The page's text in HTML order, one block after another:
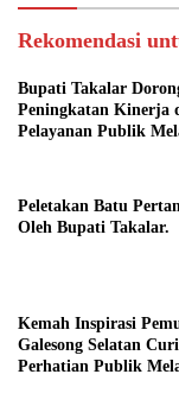
Rekomendasi
Bupati Takalar
Peningkatan Kinerja
Pelayanan Publik
Peletakan Batu
Oleh Bupati Takalar.
Kemah Inspirasi
Galesong Selatan Curi
Perhatian Publik